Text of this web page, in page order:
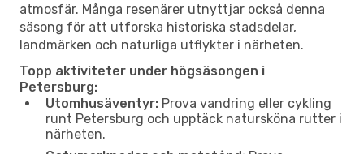
atmosfär. Många resenärer utnyttjar också denna
säsong för att utforska historiska stadsdelar,
landmärken och naturliga utflykter i närheten.
Topp aktiviteter under högsäsongen i
Petersburg:
Utomhusäventyr: Prova vandring eller cykling
runt Petersburg och upptäck natursköna rutter i
närheten.